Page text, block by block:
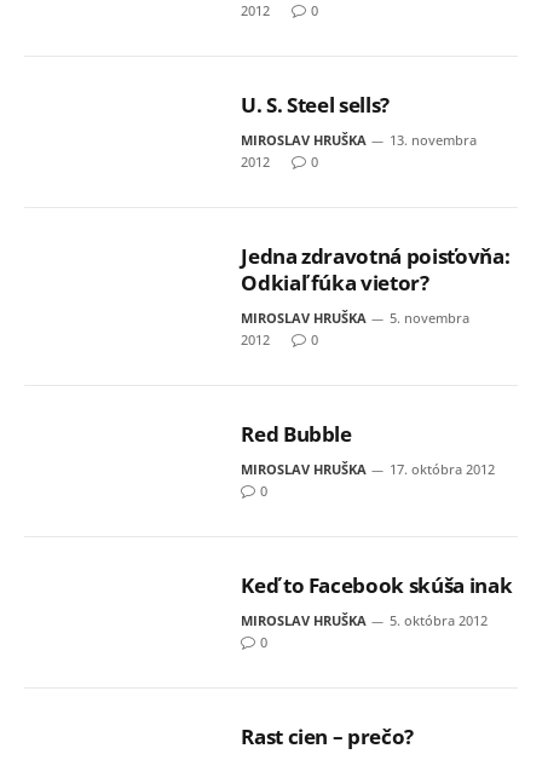
2012
0
U. S. Steel sells?
MIROSLAV HRUŠKA
13. novembra
2012
0
Jedna zdravotná poisťovňa:
Odkiaľ fúka vietor?
MIROSLAV HRUŠKA
5. novembra
2012
0
Red Bubble
MIROSLAV HRUŠKA
17. októbra 2012
0
Keď to Facebook skúša inak
MIROSLAV HRUŠKA
5. októbra 2012
0
Rast cien – prečo?